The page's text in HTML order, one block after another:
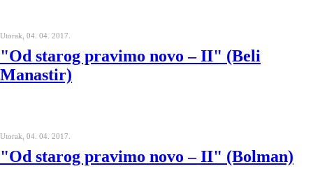
Utorak, 04. 04. 2017.
"Od starog pravimo novo – II" (Beli
Manastir)
Utorak, 04. 04. 2017.
"Od starog pravimo novo – II" (Bolman)